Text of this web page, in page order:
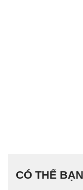
CÓ THỂ